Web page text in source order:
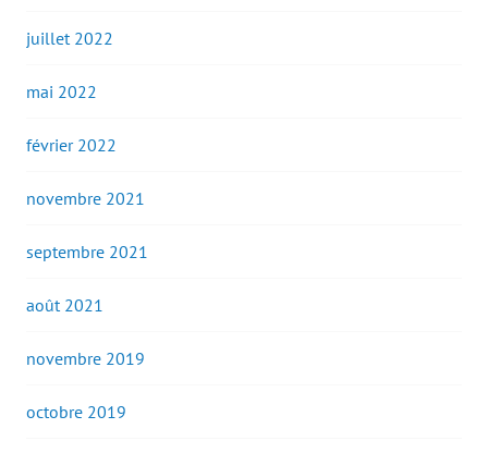
juillet 2022
mai 2022
février 2022
novembre 2021
septembre 2021
août 2021
novembre 2019
octobre 2019